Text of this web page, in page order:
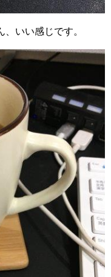
いい感じです。